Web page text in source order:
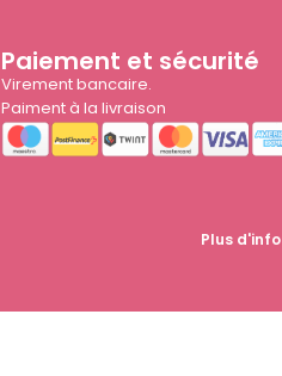
Paiement et sécurité
Virement bancaire.
Paiment à la livraison
Plus d'info